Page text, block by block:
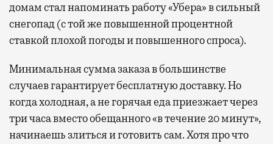
домам стал напоминать работу «Убера» в сильный
снегопад (с той же повышенной процентной
ставкой плохой погоды и повышенного спроса).
Минимальная сумма заказа в большинстве
случаев гарантирует бесплатную доставку. Но
когда холодная, а не горячая еда приезжает через
три часа вместо обещанного «в течение 20 минут»,
начинаешь злиться и готовить сам. Хотя про что